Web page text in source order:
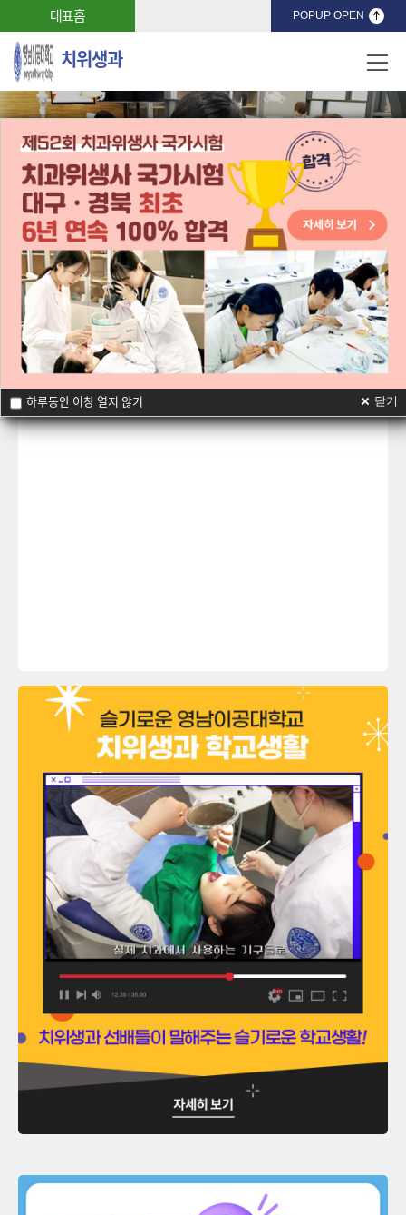
하루동안 이창 열지 않기 닫기
대표홈 POPUP OPEN
치위생과
과학적 실무능력과 국제적 역량을 갖춘
구강건강 지킴이 양성
Department of Dental Hygiene
자주묻는질문 채용공고